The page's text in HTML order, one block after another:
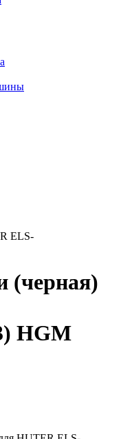
ELS-
(черная)
HGM